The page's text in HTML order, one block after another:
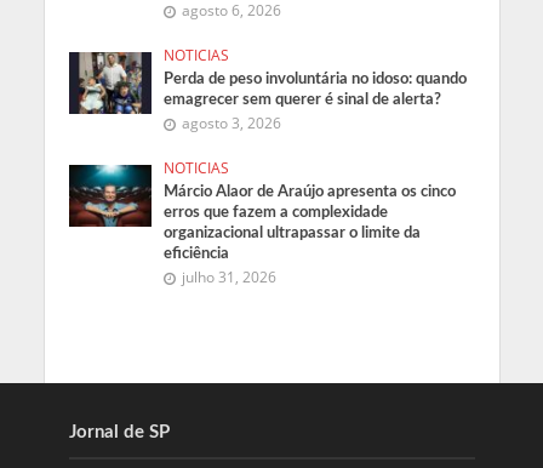
agosto 6, 2026
NOTICIAS
Perda de peso involuntária no idoso: quando
emagrecer sem querer é sinal de alerta?
agosto 3, 2026
NOTICIAS
Márcio Alaor de Araújo apresenta os cinco
erros que fazem a complexidade
organizacional ultrapassar o limite da
eficiência
julho 31, 2026
Jornal de SP